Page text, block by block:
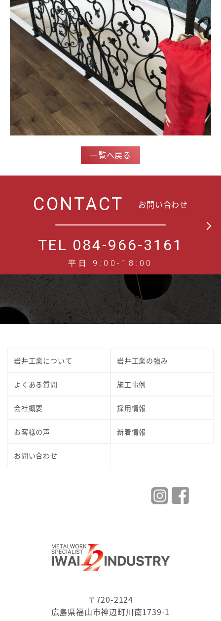
一覧へ戻る
CONTACT お問い合わせ
TEL 084-966-3161
平日 9:00-18:00
岩井工業について 岩井工業の強み
よくある質問 施工事例
会社概要 採用情報
お客様の声 新着情報
お問い合わせ
〒720-2124
広島県福山市神辺町川南1739-1